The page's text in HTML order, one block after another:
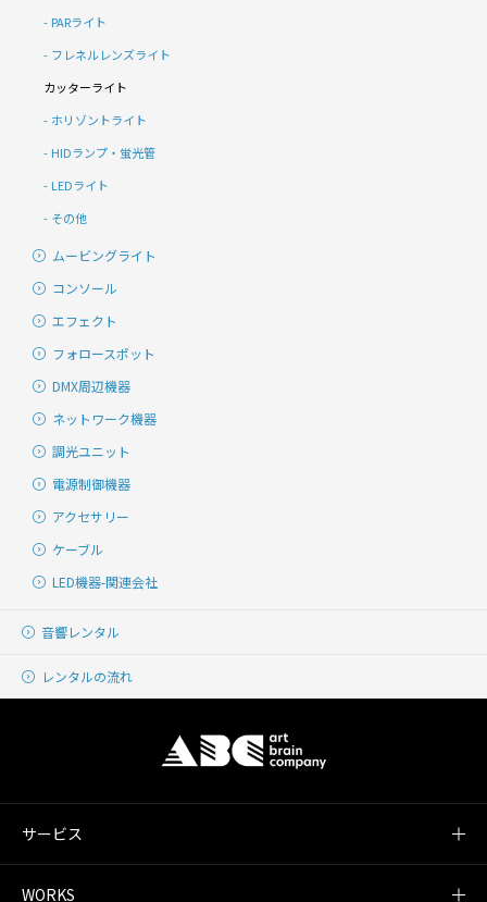
PARライト
フレネルレンズライト
カッターライト
ホリゾントライト
HIDランプ・蛍光管
LEDライト
その他
ムービングライト
コンソール
エフェクト
フォロースポット
DMX周辺機器
ネットワーク機器
調光ユニット
電源制御機器
アクセサリー
ケーブル
LED機器-関連会社
音響レンタル
レンタルの流れ
サービス
WORKS